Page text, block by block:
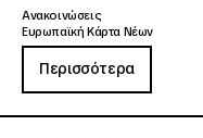
Ανακοινώσεις
Ευρωπαϊκή Κάρτα Νέων
Περισσότερα